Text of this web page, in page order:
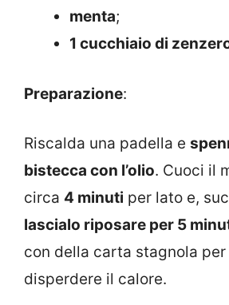
menta;
1 cucchiaio di
Preparazione:
Riscalda una padella e
bistecca con l’olio. Cuoci il
circa 4 minuti per lato e,
lascialo riposare per 5
con della carta stagnola
disperdere il calore.